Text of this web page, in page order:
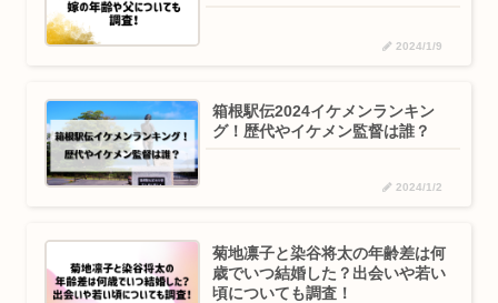
2024/1/9
箱根駅伝2024イケメンランキン
グ！歴代やイケメン監督は誰？
2024/1/2
菊地凛子と染谷将太の年齢差は何
歳でいつ結婚した？出会いや若い
頃についても調査！